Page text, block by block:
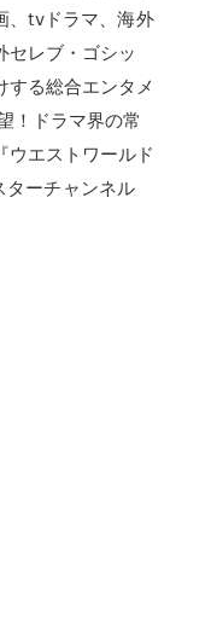
、tvドラマ、海外
セレブ・ゴシッ
る総合エンタメ
！ドラマ界の常
エストワールド
ターチャンネル